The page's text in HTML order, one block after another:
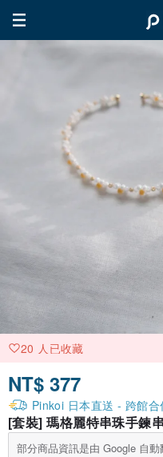
20 人已收藏
NT$ 377
Pinkoi 日本直送 - 跨館
[套裝] 瑪格麗特串珠手鍊
部分商品資訊是由 Google 自動